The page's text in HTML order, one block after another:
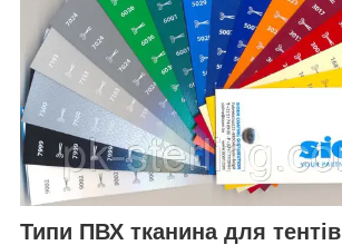
Типи ПВХ тканина для тентів